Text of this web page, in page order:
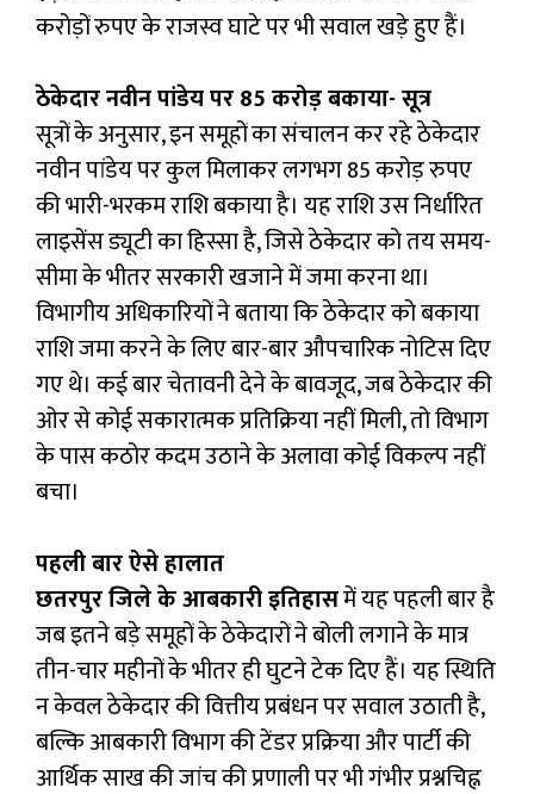
करोड़ों रुपए के राजस्व घाटे पर भी सवाल खड़े हुए हैं।
ठेकेदार नवीन पांडेय पर 85 करोड़ बकाया- सूत्र
सूत्रों के अनुसार, इन समूहों का संचालन कर रहे ठेकेदार
नवीन पांडेय पर कुल मिलाकर लगभग 85 करोड़ रुपए
की भारी-भरकम राशि बकाया है। यह राशि उस निर्धारित
लाइसेंस ड्यूटी का हिस्सा है, जिसे ठेकेदार को तय समय-
सीमा के भीतर सरकारी खजाने में जमा करना था।
विभागीय अधिकारियों ने बताया कि ठेकेदार को बकाया
राशि जमा करने के लिए बार-बार औपचारिक नोटिस दिए
गए थे। कई बार चेतावनी देने के बावजूद, जब ठेकेदार की
ओर से कोई सकारात्मक प्रतिक्रिया नहीं मिली, तो विभाग
के पास कठोर कदम उठाने के अलावा कोई विकल्प नहीं
बचा।
पहली बार ऐसे हालात
छतरपुर जिले के आबकारी इतिहासमें यह पहली बार है
जब इतने बड़े समूहों के ठेकेदारों ने बोली लगाने के मात्र
तीन-चार महीनों के भीतर ही घुटने टेक दिए हैं। यह स्थिति
न केवल ठेकेदार की वित्तीय प्रबंधन पर सवाल उठाती है,
बल्कि आबकारी विभाग की टेंडर प्रक्रिया और पार्टी की
आर्थिक साख की जांच की प्रणाली पर भी गंभीर प्रश्नचिह्न